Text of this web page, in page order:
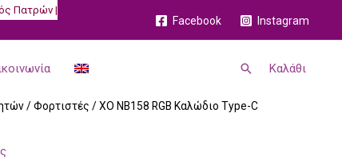
Πατρών |
Facebook Instagram
Αναζήτηση
Καλάθι
/Φορτιστές / XO NB158 RGB Καλώδιο Type-C